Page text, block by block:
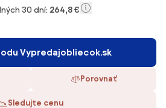
30 dní: 264,8 €
Vypredajobliecok.sk
Porovnať
Sledujte cenu